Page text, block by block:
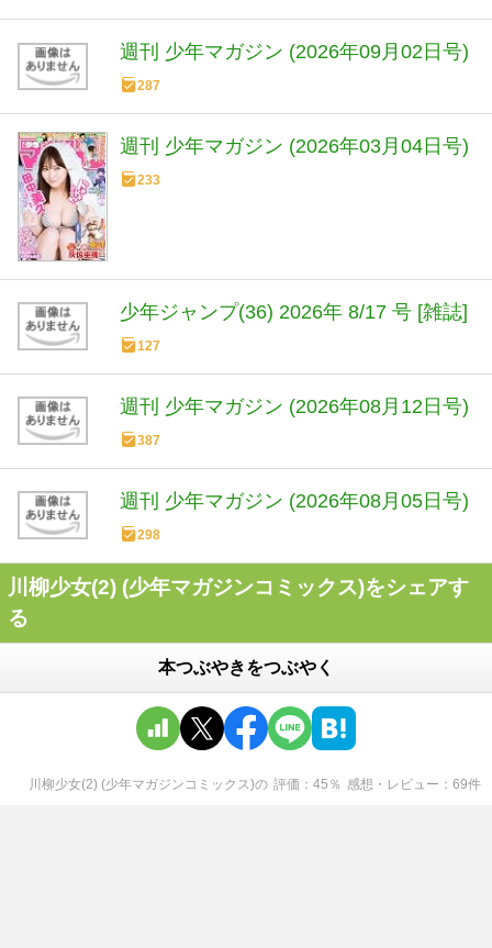
週刊 少年マガジン (2026年09月02日号)
287
週刊 少年マガジン (2026年03月04日号)
233
少年ジャンプ(36) 2026年 8/17 号 [雑誌]
127
週刊 少年マガジン (2026年08月12日号)
387
週刊 少年マガジン (2026年08月05日号)
298
川柳少女(2) (少年マガジンコミックス)をシェアす
る
本つぶやきをつぶやく
川柳少女(2) (少年マガジンコミックス)の 評価 45 ％ 感想・レビュー 69件